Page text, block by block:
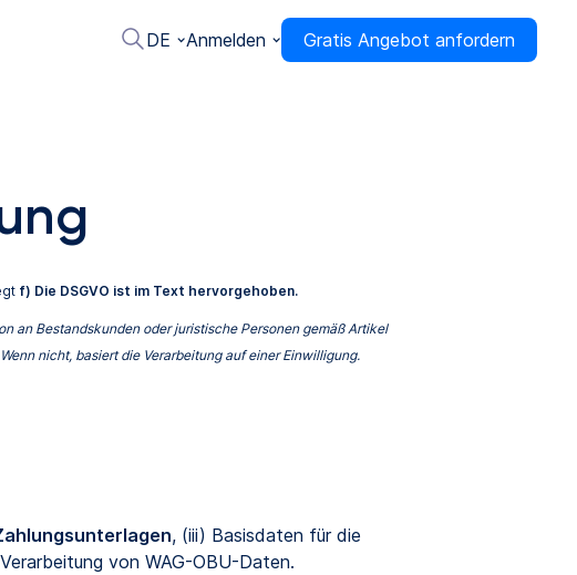
DE Anmelden Gratis Angebot anfordern
f) Die DSGVO ist im Text hervorgehoben.
an Bestandskunden oder juristische Personen gemäß Artikel
nicht, basiert die Verarbeitung auf einer Einwilligung.
, (iii) Basisdaten für die
von WAG-OBU-Daten.